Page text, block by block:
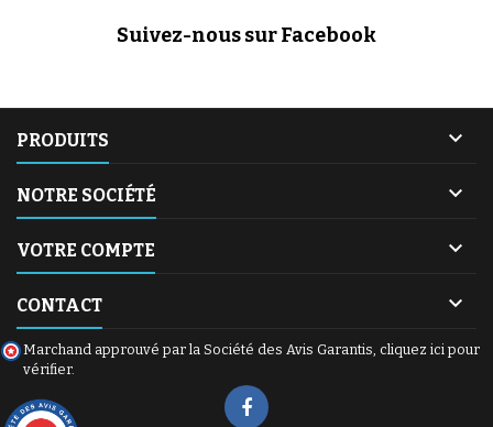
Suivez-nous sur Facebook
PRODUITS 
NOTRE SOCIÉTÉ 
VOTRE COMPTE 
CONTACT 
Marchand approuvé par la Société des Avis Garantis, cliquez ici pour
vérifier.